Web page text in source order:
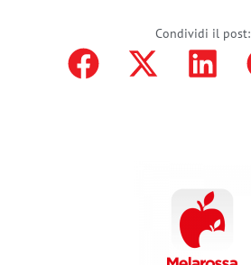
Condividi il post: